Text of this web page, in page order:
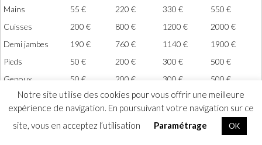
Mains
55 € 220 € 330 €
550 €
Cuisses
200 € 800 € 1200 €
2000 €
Demi jambes
190 € 760 € 1140 €
1900 €
Pieds
50 € 200 € 300 €
500 €
Genoux
50 € 200 € 300 € 500 €
Affichage des éléments 1 à 30 sur 30 éléments
Notre site utilise des cookies pour vous offrir une meilleure
expérience de navigation. En poursuivant votre navigation sur ce
site, vous en acceptez l’utilisation
Paramétrage OK